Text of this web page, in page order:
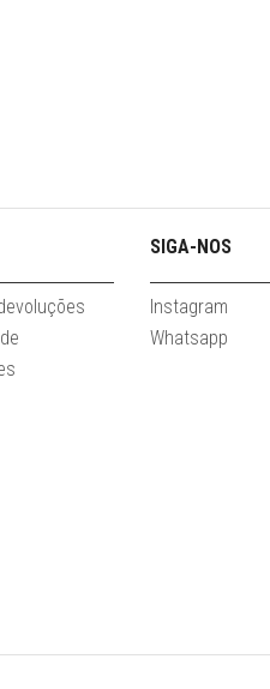
SIGA-NOS
Instagram
Whatsapp